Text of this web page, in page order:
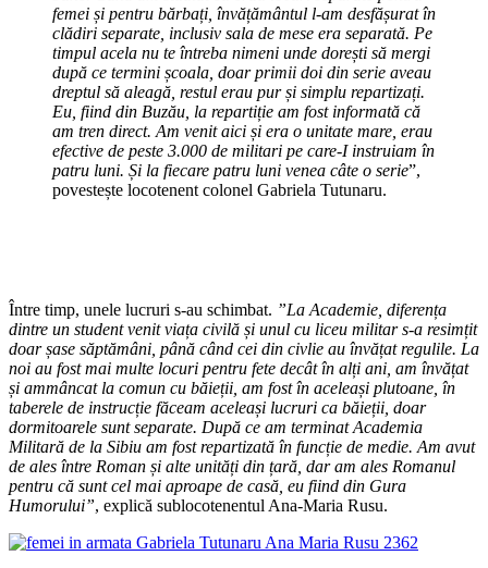
femei și pentru bărbați, învățământul l-am desfășurat în
clădiri separate, inclusiv sala de mese era separată. Pe
timpul acela nu te întreba nimeni unde dorești să mergi
după ce termini școala, doar primii doi din serie aveau
dreptul să aleagă, restul erau pur și simplu repartizați.
Eu, fiind din Buzău, la repartiție am fost informată că
am tren direct. Am venit aici și era o unitate mare, erau
efective de peste 3.000 de militari pe care-I instruiam în
patru luni. Și la fiecare patru luni venea câte o serie”,
povestește locotenent colonel Gabriela Tutunaru.
Între timp, unele lucruri s-au schimbat. ”La Academie, diferența
dintre un student venit viața civilă și unul cu liceu militar s-a resimțit
doar șase săptămâni, până când cei din civlie au învățat regulile. La
noi au fost mai multe locuri pentru fete decât în alți ani, am învățat
și ammâncat la comun cu băieții, am fost în aceleași plutoane, în
taberele de instrucție făceam aceleași lucruri ca băieții, doar
dormitoarele sunt separate. După ce am terminat Academia
Militară de la Sibiu am fost repartizată în funcție de medie. Am avut
de ales între Roman și alte unități din țară, dar am ales Romanul
pentru că sunt cel mai aproape de casă, eu fiind din Gura
Humorului”, explică sublocotenentul Ana-Maria Rusu.